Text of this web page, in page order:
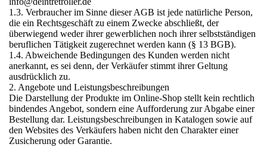
1.3. Verbraucher im Sinne dieser AGB ist jede natürliche Person,
die ein Rechtsgeschäft zu einem Zwecke abschließt, der
überwiegend weder ihrer gewerblichen noch ihrer selbstständigen
beruflichen Tätigkeit zugerechnet werden kann (§ 13 BGB).
1.4. Abweichende Bedingungen des Kunden werden nicht
anerkannt, es sei denn, der Verkäufer stimmt ihrer Geltung
ausdrücklich zu.
2. Angebote und Leistungsbeschreibungen
Die Darstellung der Produkte im Online-Shop stellt kein rechtlich
bindendes Angebot, sondern eine Aufforderung zur Abgabe einer
Bestellung dar. Leistungsbeschreibungen in Katalogen sowie auf
den Websites des Verkäufers haben nicht den Charakter einer
Zusicherung oder Garantie.